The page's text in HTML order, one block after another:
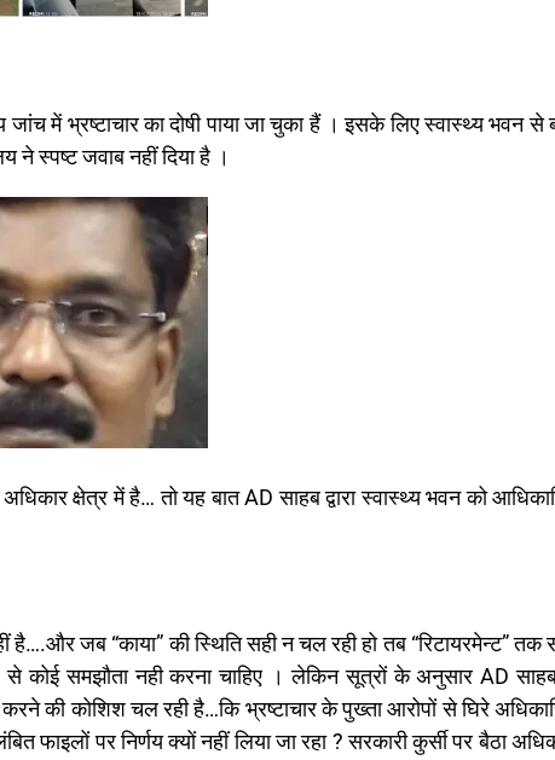
में भ्रष्टाचार का दोषी पाया जा चुका हैं । इसके लिए स्वास्थ्य भवन से
ने स्पष्ट जवाब नहीं दिया है ।
क्षेत्र में है… तो यह बात AD साहब द्वारा स्वास्थ्य भवन को
है….और जब “काया” की स्थिति सही न चल रही हो तब “रिटायरमेन्ट” तक
से कोई समझौता नही करना चाहिए । लेकिन सूत्रों के अनुसार AD
की कोशिश चल रही है…कि भ्रष्टाचार के पुख्ता आरोपों से घिरे
फाइलों पर निर्णय क्यों नहीं लिया जा रहा ? सरकारी कुर्सी पर बैठा